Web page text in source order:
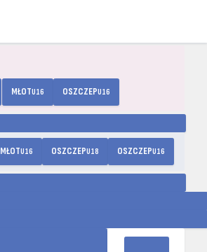
MŁOTU16 OSZCZEPU16
MŁOTU16 OSZCZEPU18 OSZCZEPU16